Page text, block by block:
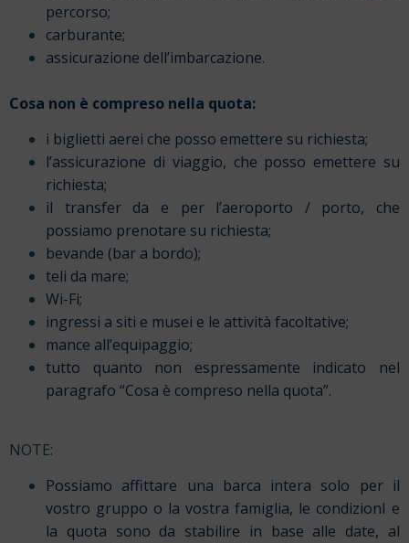
percorso;
carburante;
assicurazione dell’imbarcazione.
Cosa non è compreso nella quota:
i biglietti aerei che posso emettere su richiesta;
l’assicurazione di viaggio, che posso emettere su
richiesta;
il transfer da e per l’aeroporto / porto, che
possiamo prenotare su richiesta;
bevande (bar a bordo);
teli da mare;
Wi-Fi;
ingressi a siti e musei e le attività facoltative;
mance all’equipaggio;
tutto quanto non espressamente indicato nel
paragrafo “Cosa è compreso nella quota”.
NOTE:
Possiamo affittare una barca intera solo per il
vostro gruppo o la vostra famiglia, le condizionI e
la quota sono da stabilire in base alle date, al